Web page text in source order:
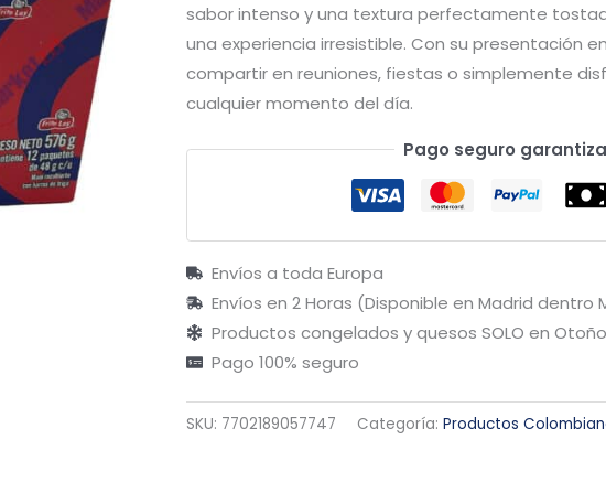
sabor intenso y una textura perfectamente
una experiencia irresistible. Con su presentación
compartir en reuniones, fiestas o simplemente
cualquier momento del día.
Pago seguro
Envíos a toda Europa
Envíos en 2 Horas (Disponible en Madrid dentro
Productos congelados y quesos SOLO en
Pago 100% seguro
SKU: 7702189057747 Categoría:Productos